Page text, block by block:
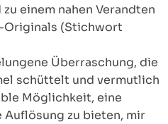
einem nahen Verandten
Originals (Stichwort
Überraschung, die
schüttelt und vermutlich
Möglichkeit, eine
zu bieten, mir